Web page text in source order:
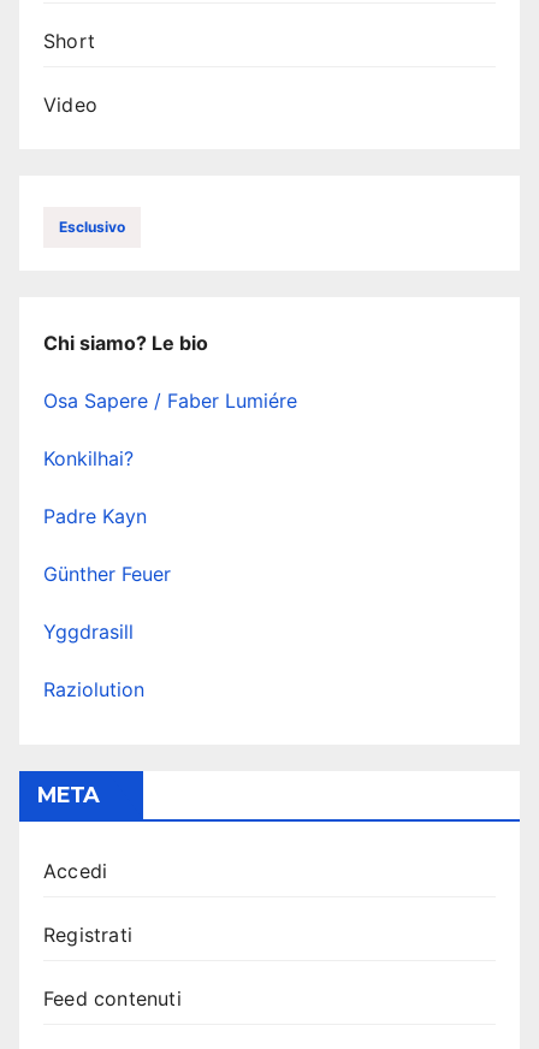
Short
Video
Esclusivo
Chi siamo? Le bio
Osa Sapere / Faber Lumiére
Konkilhai?
Padre Kayn
Günther Feuer
Yggdrasill
Raziolution
META
Accedi
Registrati
Feed contenuti